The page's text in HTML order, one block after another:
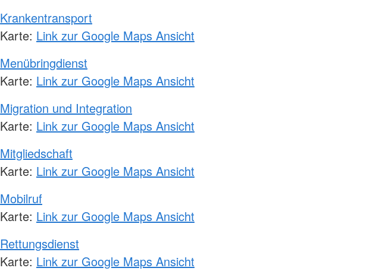
Krankentransport
Karte: Link zur Google Maps Ansicht
Menübringdienst
Karte: Link zur Google Maps Ansicht
Migration und Integration
Karte: Link zur Google Maps Ansicht
Mitgliedschaft
Karte: Link zur Google Maps Ansicht
Mobilruf
Karte: Link zur Google Maps Ansicht
Rettungsdienst
Karte: Link zur Google Maps Ansicht